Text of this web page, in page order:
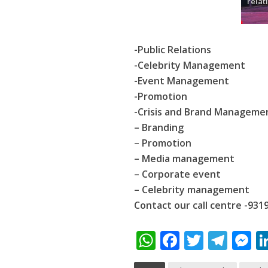
नेहा म्यूजिक वर्ल्ड पर
साजिद
-Public Relations
-Celebrity Management
-Event Management
-Promotion
-Crisis and Brand
– Branding
– Promotion
– Media management
– Corporate event
– Celebrity management
Contact our call centre -
W
h
F T T